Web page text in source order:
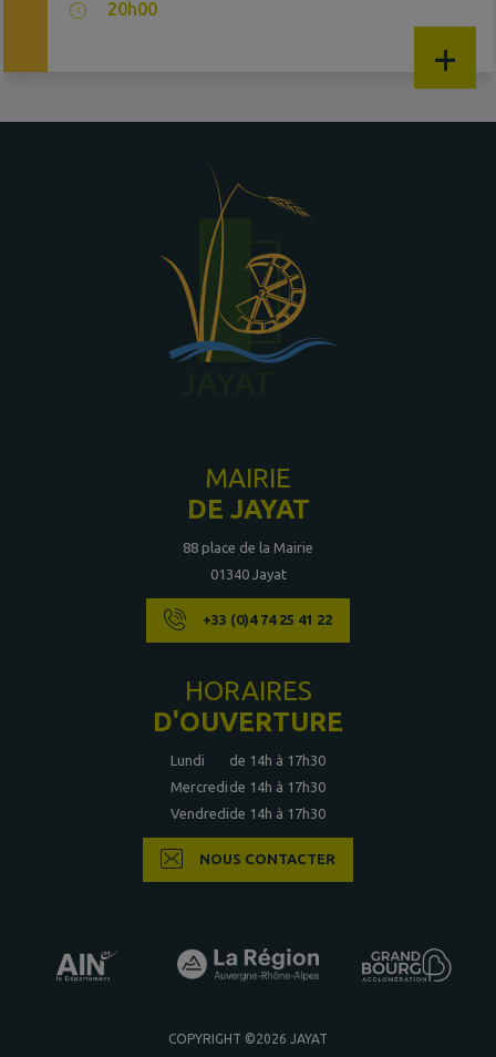
20h00
+
MAIRIE
DE JAYAT
88 place de la Mairie
01340 Jayat
+33 (0)4 74 25 41 22
HORAIRES
D'OUVERTURE
Lundi
de 14h à 17h30
Mercredi de 14h à 17h30
Vendredide 14h à 17h30
NOUS CONTACTER
COPYRIGHT ©2026 JAYAT